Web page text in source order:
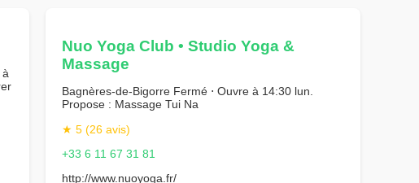
à
Nuo Yoga Club • Studio Yoga &
Massage
Bagnères-de-Bigorre Fermé ⋅ Ouvre à 14:30 lun.
Propose : Massage Tui Na
★ 5 (26 avis)
+33 6 11 67 31 81
http://www.nuoyoga.fr/